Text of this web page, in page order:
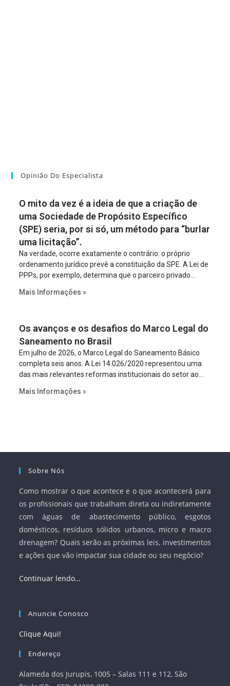
Opinião Do Especialista
O mito da vez é a ideia de que a criação de
uma Sociedade de Propósito Específico
(SPE) seria, por si só, um método para “burlar
uma licitação”.
Na verdade, ocorre exatamente o contrário: o próprio
ordenamento jurídico prevê a constituição da SPE. A Lei de
PPPs, por exemplo, determina que o parceiro privado
empreendimento. Ou seja, a suposta “fraude à licitação” é
projeto a projeto.
Mais Informações »
Os avanços e os desafios do Marco Legal do
Saneamento no Brasil
Em julho de 2026, o Marco Legal do Saneamento Básico
completa seis anos. A Lei 14.026/2020 representou uma
das mais relevantes reformas institucionais do setor ao
serviços, ampliar a participação da iniciativa privada,
Mais Informações »
Sobre Nós
Como mostrar o que acontece e o que acontecerá para
os profissionais que trabalham direta ou indiretamente
com águas de abastecimento público, esgotos
domésticos, resíduos sólidos urbanos, micro e macro
drenagem? Quais serão as próximas leis, investimentos
e ações que vão impactar sua cidade ou seu negócio?
Continuar lendo…
Anuncie Conosco
Clique Aqui!
Endereço
Alameda dos Jurupis, 1005 – Salas 111 e 112, São